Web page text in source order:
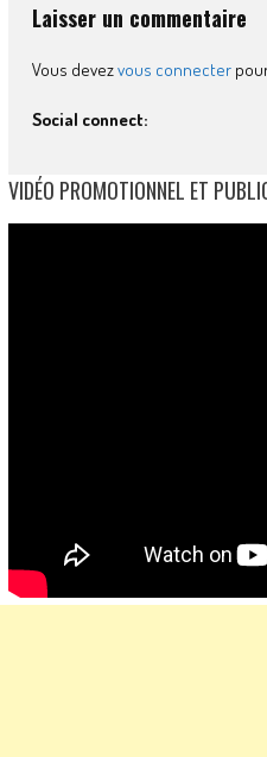
Laisser un commentaire
Vous devezvous connecter
Social connect:
VIDÉO PROMOTIONNEL ET